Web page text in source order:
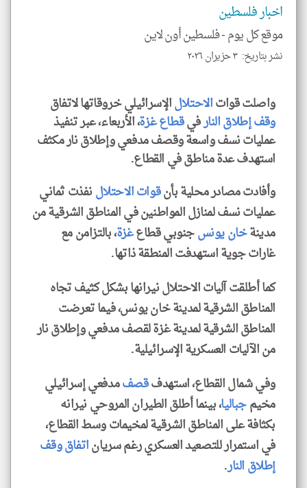
اخبار فلسطين
موقع كل يوم -فلسطين أون لاين
نشر بتاريخ: ٣ حزيران ٢٠٢٦
واصلت قواتالاحتلالالإسرائيلي خروقاتها لاتفاق
وقف إطلاق النارفيقطاع غزة، الأربعاء، عبر تنفيذ
عمليات نسف واسعة وقصف مدفعي وإطلاق نار مكثف
استهدف عدة مناطق في القطاع.
وأفادت مصادر محلية بأنقوات الاحتلالنفذت ثماني
عمليات نسف لمنازل المواطنين في المناطق الشرقية من
مدينةخان يونسجنوبي قطاعغزة، بالتزامن مع
غارات جوية استهدفت المنطقة ذاتها.
كما أطلقت آليات الاحتلال نيرانها بشكل كثيف تجاه
المناطق الشرقية لمدينة خان يونس، فيما تعرضت
المناطق الشرقية لمدينة غزة لقصف مدفعي وإطلاق نار
من الآليات العسكرية الإسرائيلية.
وفي شمال القطاع، استهدفقصفمدفعي إسرائيلي
مخيمجباليا، بينما أطلق الطيران المروحي نيرانه
بكثافة على المناطق الشرقية لمخيمات وسط القطاع،
في استمرار للتصعيد العسكري رغم سرياناتفاق وقف
إطلاق النار.
klyoum.com